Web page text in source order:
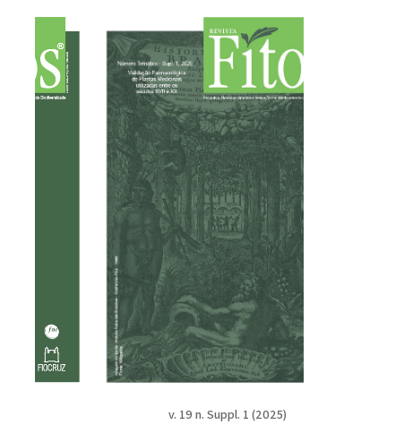
v. 19 n. Suppl. 1 (2025)